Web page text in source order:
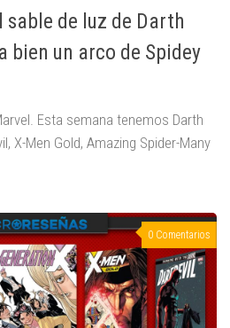
sable de luz de Darth
bien un arco de Spidey
Esta semana tenemos Darth
X-Men Gold, Amazing Spider-Many
0 Comentarios